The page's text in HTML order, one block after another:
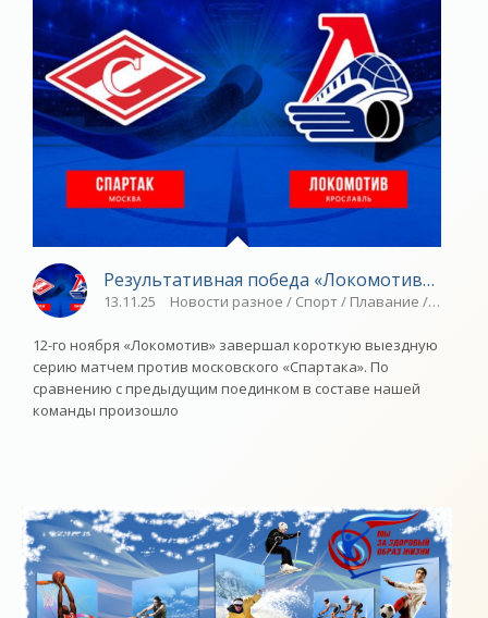
Результативная победа «Локомотива» над
13.11.25 Новости разное / Спорт / Плавание /
12-го ноября «Локомотив» завершал короткую выездную
серию матчем против московского «Спартака». По
сравнению с предыдущим поединком в составе нашей
команды произошло